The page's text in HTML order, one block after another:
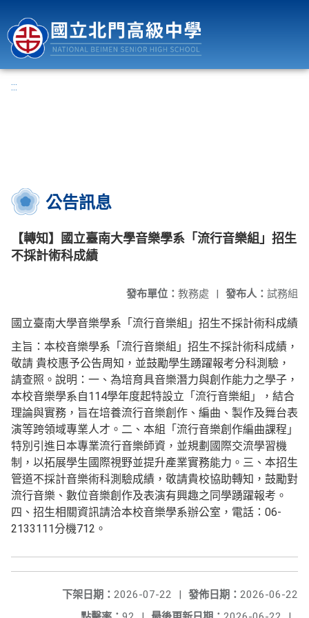
:::
公告訊息
【轉知】國立臺南大學音樂學系「流行音樂組」招生
不採計術科成績
發布人： 試務組
發布單位： 教務處 |
國立臺南大學音樂學系「流行音樂組」招生不採計術科成績
主旨：本校音樂學系「流行音樂組」招生不採計術科成績，
敬請 貴校惠予公告周知，並鼓勵學生踴躍報考分科測驗，
請查照。說明：一、為培育具音樂潛力與創作能力之學子，
本校音樂學系自114學年度起特設立「流行音樂組」，結合
理論與實務，旨在培養流行音樂創作、編曲、製作及舞台表
演等跨領域專業人才。二、本組「流行音樂創作編曲課程」
特別引進日本專業流行音樂師資，並規劃國際交流學習機
制，以拓展學生國際視野並提升產業實務能力。三、本招生
管道不採計音樂術科測驗成績，敬請貴校協助轉知，鼓勵對
流行音樂、數位音樂創作及表演有興趣之同學踴躍報考。
四、招生相關資訊請洽本校音樂學系辦公室，電話：06-
2133111分機712。
發佈日期： 2026-06-22
下架日期： 2026-07-22
|